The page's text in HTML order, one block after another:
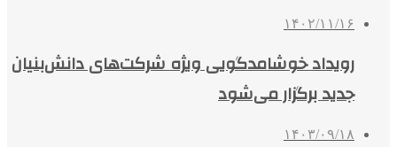
۱۴۰۲/۱۱/۱۶
رویداد خوشامدگویی ویژه شرکت‌های دانش‌بنیان
جدید برگزار می‌شود
۱۴۰۳/۰۹/۱۸